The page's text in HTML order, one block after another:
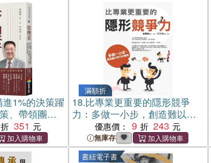
1%的決策躍
、帶領團
個管理藝術
351
滿額折
18.比專業更重要的隱形競爭
力：多做一小步，創造難以取
代的價值優惠價： 9 243
無庫存
書紐電子書